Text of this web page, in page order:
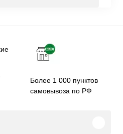
Более 1 000 пунктов
самовывоза по РФ